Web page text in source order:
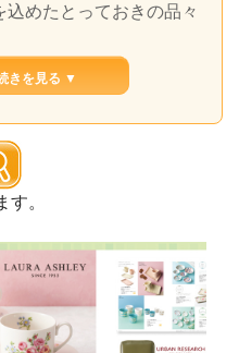
めたとっておきの品々
きを見る ▼
。